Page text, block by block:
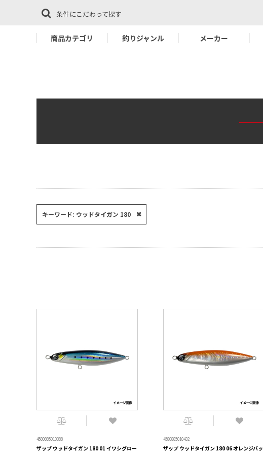
条件にこだわって探す
商品カテゴリ 釣りジャンル メーカー
キーワード: ウッドタイガン 180
4580885010388
ザップ ウッドタイガン 180 01 イワシグロー
4580885010432
ザップ ウッドタイガン 180 06 オレンジバッ